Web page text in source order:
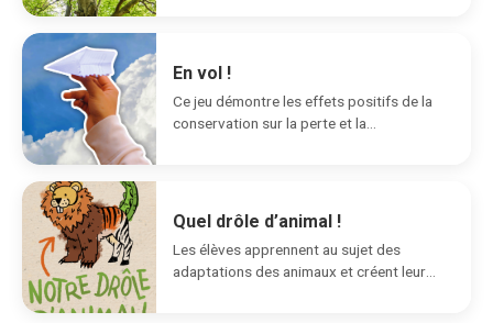
En vol !
Ce jeu démontre les effets positifs de la
conservation sur la perte et la
Quel drôle d’animal !
Les élèves apprennent au sujet des
adaptations des animaux et créent leur